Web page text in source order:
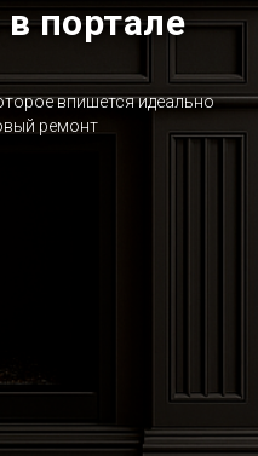
портале
впишется идеально
ремонт